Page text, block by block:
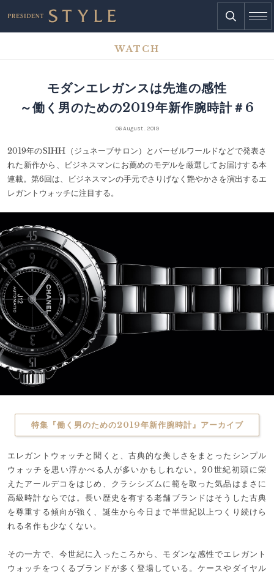
WATCH
モダンエレガンスは先進の感性
～働く男のための2019年新作腕時計＃6
06 August . 2019
2019年のSIHH（ジュネーブサロン）とバーゼルワールドなどで発表さ
れた新作から、ビジネスマンにお薦めのモデルを厳選してお届けする本
連載。第6回は、ビジネスマンの手元でさりげなく艶やかさを演出するエ
レガントウォッチに注目する。
特集『働く男のための2019年新作腕時計』アーカイブ
エレガントウォッチと聞くと、古典的な美しさをまとったシンプル
ウォッチを思い浮かべる人が多いかもしれない。20世紀初頭に栄
えたアールデコをはじめ、クラシシズムに範を取った気品はまさに
高級時計ならでは。長い歴史を有する老舗ブランドはそうした古典
を尊重する傾向が強く、誕生から今日まで半世紀以上つくり続けら
れる名作も少なくない。
その一方で、今世紀に入ったころから、モダンな感性でエレガント
ウォッチをつくるブランドが多く登場している。ケースやダイヤル